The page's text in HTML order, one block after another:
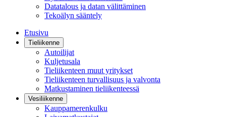
Datatalous ja datan välittäminen
Tekoälyn sääntely
Etusivu
Tieliikenne
Autoilijat
Kuljetusala
Tieliikenteen muut yritykset
Tieliikenteen turvallisuus ja valvonta
Matkustaminen tieliikenteessä
Vesiliikenne
Kauppamerenkulku